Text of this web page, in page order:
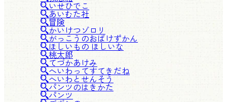
いせひでこ
あいむた社
冒険
かいけつゾロリ
がっこうのおばけずかん
ほしいもの ほしいな
桃太郎
てづかあけみ
へいわってすてきだね
へいわとせんそう
パンツのはきかた
パンツ